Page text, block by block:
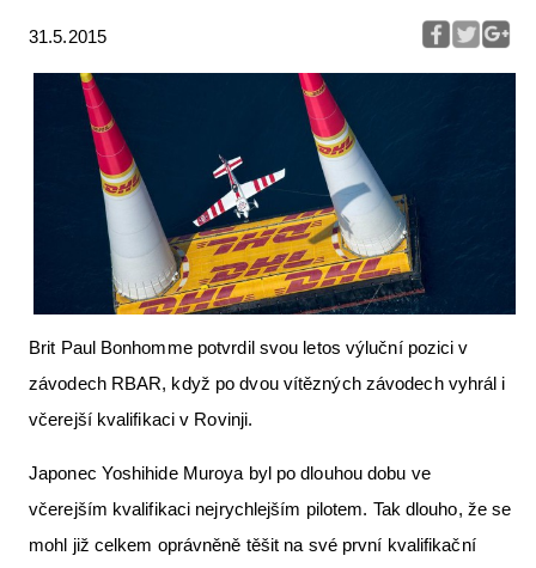
31.5.2015
Brit Paul Bonhomme potvrdil svou letos výluční pozici v
závodech RBAR, když po dvou vítězných závodech vyhrál i
včerejší kvalifikaci v Rovinji.
Japonec Yoshihide Muroya byl po dlouhou dobu ve
včerejším kvalifikaci nejrychlejším pilotem. Tak dlouho, že se
mohl již celkem oprávněně těšit na své první kvalifikační
Expedice
Pro piloty
Série & speciály
Letecká videa
Aktuální FR + archiv
Letecká muzea
VFR Communication app
The SAFE Guide app
Inzerujte s námi
E-SHOP